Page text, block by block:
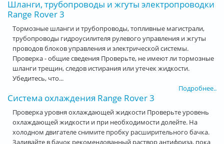
Шланги, трубопроводы и жгуты электропроводки
Range Rover 3
Тормозные шланги и трубопроводы, топливные магистрали,
трубопроводы гидроусилителя рулевого управления и жгуты
проводов блоков управления и электрической системы.
Проверка - общие сведения Проверьте, не имеют ли тормозные
шланги трещин, следов истирания или утечек жидкости.
Убедитесь, что...
Подробнее..
Система охлаждения Range Rover 3
Проверка уровня охлаждающей жидкости Проверьте уровень
охлаждающей жидкости и при необходимости долейте. На
холодном двигателе снимите пробку расширительного бачка.
Заливайте в бачок рекомендованный раствор антифриза, пока